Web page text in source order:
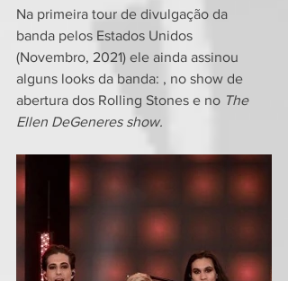
Na primeira tour de divulgação da
banda pelos Estados Unidos
(Novembro, 2021) ele ainda assinou
alguns looks da banda: , no show de
abertura dos Rolling Stones e no The
Ellen DeGeneres show.